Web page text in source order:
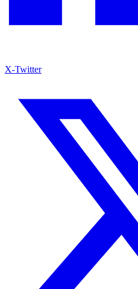
X-Twitter